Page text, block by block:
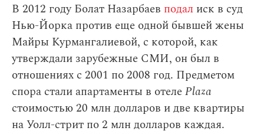
В 2012 году Болат Назарбаев подал иск в суд
Нью-Йорка против еще одной бывшей жены
Майры Курмангалиевой, с которой, как
утверждали зарубежные СМИ, он был в
отношениях с 2001 по 2008 год. Предметом
спора стали апартаменты в отелеPlaza
стоимостью 20 млн долларов и две квартиры
на Уолл-стрит по 2 млн долларов каждая.